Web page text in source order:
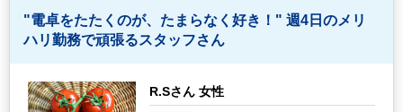
"電卓をたたくのが、たまらなく好き！" 週4日のメリ
ハリ勤務で頑張るスタッフさん
R.Sさん 女性